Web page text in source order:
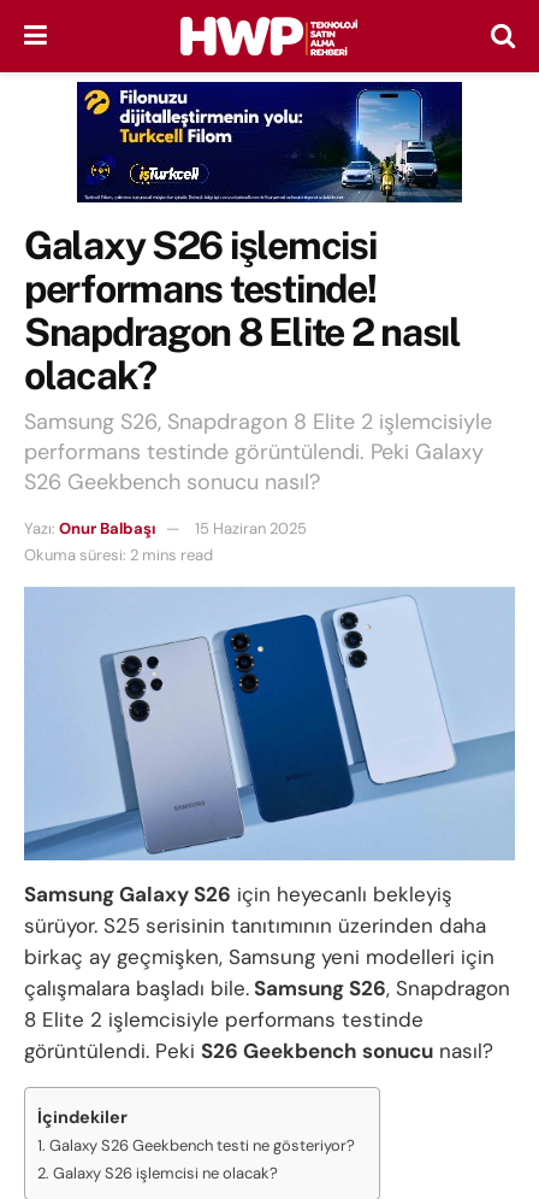
Galaxy S26 işlemcisi
performans testinde!
Snapdragon 8 Elite 2 nasıl
olacak?
Samsung S26, Snapdragon 8 Elite 2 işlemcisiyle
performans testinde görüntülendi. Peki Galaxy
S26 Geekbench sonucu nasıl?
Yazı: Onur Balbaşı
15 Haziran 2025
Okuma süresi: 2 mins read
Samsung Galaxy S26 için heyecanlı bekleyiş
sürüyor. S25 serisinin tanıtımının üzerinden daha
birkaç ay geçmişken, Samsung yeni modelleri için
çalışmalara başladı bile.Samsung S26, Snapdragon
8 Elite 2 işlemcisiyle performans testinde
görüntülendi. Peki S26 Geekbench sonucu nasıl?
İçindekiler
Galaxy S26 Geekbench testi ne gösteriyor?
Galaxy S26 işlemcisi ne olacak?